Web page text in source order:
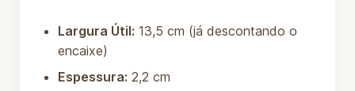
Largura Útil: 13,5 cm (já descontando o
encaixe)
Espessura: 2,2 cm